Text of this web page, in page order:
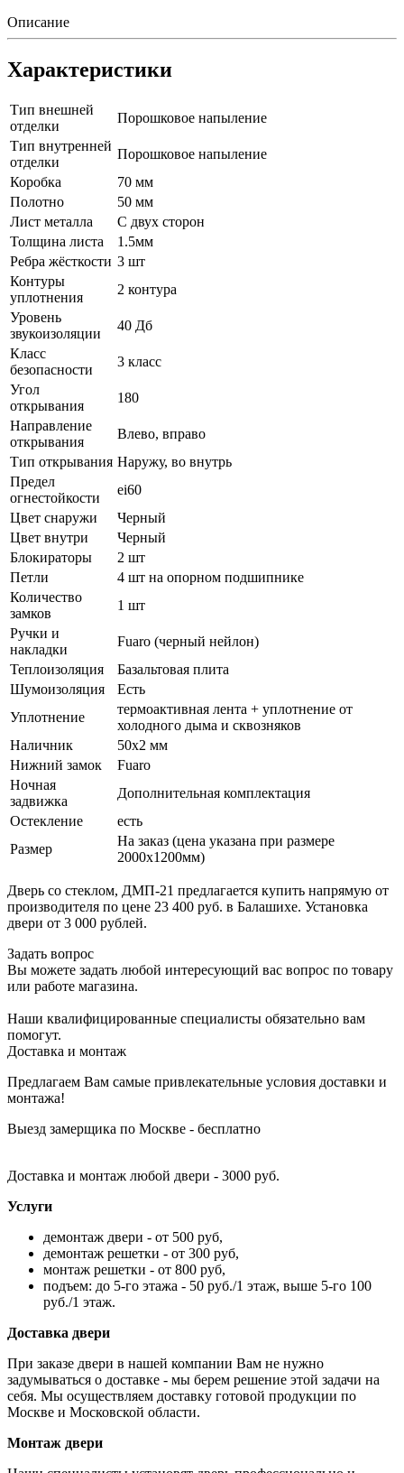
Описание
Характеристики
Тип внешней
отделки
Порошковое напыление
Тип внутренней
отделки
Порошковое напыление
Коробка
70 мм
Полотно
50 мм
Лист металла
С двух сторон
Толщина листа
1.5мм
Ребра жёсткости 3 шт
Контуры
уплотнения
2 контура
Уровень
звукоизоляции
40 Дб
Класс
безопасности
3 класс
Угол
открывания
180
Направление
открывания
Влево, вправо
Тип открывания Наружу, во внутрь
Предел
огнестойкости
ei60
Цвет снаружи
Черный
Цвет внутри
Черный
Блокираторы
2 шт
Петли
4 шт на опорном подшипнике
Количество
замков
1 шт
Ручки и
накладки
Fuaro (черный нейлон)
Теплоизоляция
Базальтовая плита
Шумоизоляция
Есть
Уплотнение
термоактивная лента + уплотнение от
холодного дыма и сквозняков
Наличник
50х2 мм
Нижний замок
Fuaro
Ночная
задвижка
Дополнительная комплектация
Остекление
есть
Размер
На заказ (цена указана при размере
2000х1200мм)
Дверь со стеклом, ДМП-21 предлагается купить напрямую от
производителя по цене 23 400 руб. в Балашихе. Установка
двери от 3 000 рублей.
Задать вопрос
Вы можете задать любой интересующий вас вопрос по товару
или работе магазина.
Наши квалифицированные специалисты обязательно вам
помогут.
Доставка и монтаж
Предлагаем Вам самые привлекательные условия доставки и
монтажа!
Выезд замерщика по Москве - бесплатно
Доставка и монтаж любой двери - 3000 руб.
Услуги
демонтаж двери - от 500 руб,
демонтаж решетки - от 300 руб,
монтаж решетки - от 800 руб,
подъем: до 5-го этажа - 50 руб./1 этаж, выше 5-го 100
руб./1 этаж.
Доставка двери
При заказе двери в нашей компании Вам не нужно
задумываться о доставке - мы берем решение этой задачи на
себя. Мы осуществляем доставку готовой продукции по
Москве и Московской области.
Монтаж двери